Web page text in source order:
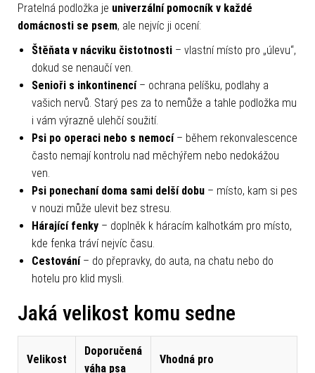
Pratelná podložka je univerzální pomocník v každé
domácnosti se psem, ale nejvíc ji ocení:
Štěňata v nácviku čistotnosti – vlastní místo pro „úlevu“,
dokud se nenaučí ven.
Senioři s inkontinencí– ochrana pelíšku, podlahy a
vašich nervů. Starý pes za to nemůže a tahle podložka mu
i vám výrazně ulehčí soužití.
Psi po operaci nebo s nemocí– během rekonvalescence
často nemají kontrolu nad měchýřem nebo nedokážou
ven.
Psi ponechaní doma sami delší dobu – místo, kam si pes
v nouzi může ulevit bez stresu.
Hárající fenky – doplněk k háracím kalhotkám pro místo,
kde fenka tráví nejvíc času.
Cestování– do přepravky, do auta, na chatu nebo do
hotelu pro klid mysli.
Jaká velikost komu sedne
Velikost
Doporučená
váha psa
Vhodná pro